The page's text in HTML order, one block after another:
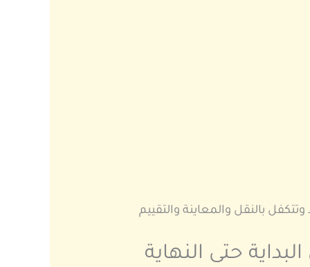
بالنقل والمعاينة والتقييم
حتى النهاية